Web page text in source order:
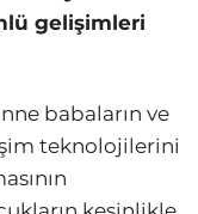
gelişimleri
babaların ve
teknolojilerini